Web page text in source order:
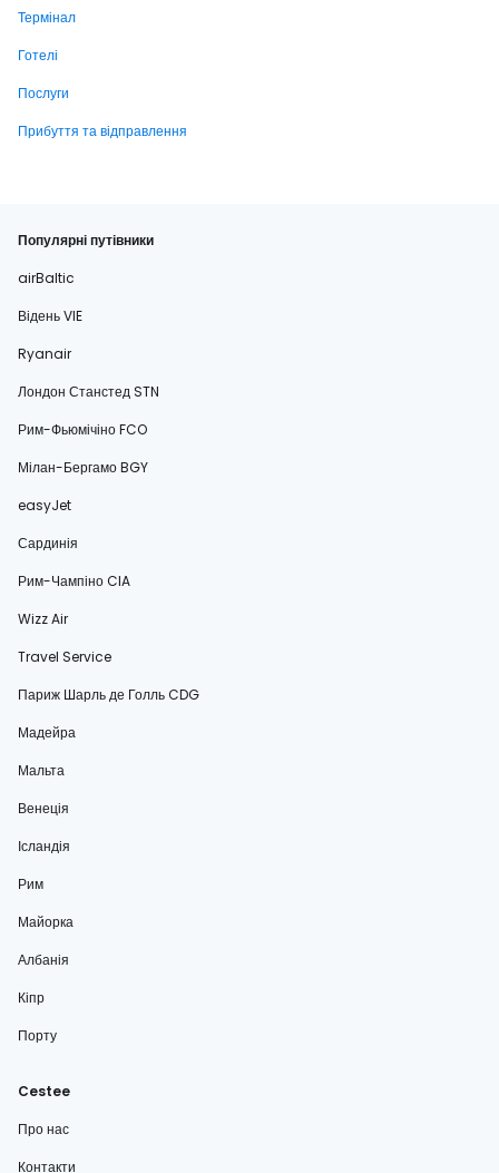
Термінал
Готелі
Послуги
Прибуття та відправлення
Популярні путівники
airBaltic
Відень VIE
Ryanair
Лондон Станстед STN
Рим-Фьюмічіно FCO
Мілан-Бергамо BGY
easyJet
Сардинія
Рим-Чампіно CIA
Wizz Air
Travel Service
Париж Шарль де Голль CDG
Мадейра
Мальта
Венеція
Ісландія
Рим
Майорка
Албанія
Кіпр
Порту
Cestee
Про нас
Контакти